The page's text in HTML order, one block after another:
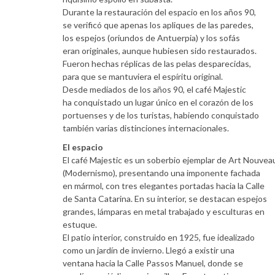
Durante la restauración del espacio en los años 90,
se verificó que apenas los apliques de las paredes,
los espejos (oriundos de Antuerpia) y los sofás
eran originales, aunque hubiesen sido restaurados.
Fueron hechas réplicas de las pelas desparecidas,
para que se mantuviera el espíritu original.
Desde mediados de los años 90, el café Majestic
ha conquistado un lugar único en el corazón de los
portuenses y de los turistas, habiendo conquistado
también varias distinciones internacionales.
El espacio
El café Majestic es un soberbio ejemplar de Art
(Modernismo), presentando una imponente fachada
en mármol, con tres elegantes portadas hacia la Calle
de Santa Catarina. En su interior, se destacan espejos
grandes, lámparas en metal trabajado y esculturas en
estuque.
El patio interior, construido en 1925, fue idealizado
como un jardín de invierno. Llegó a existir una
ventana hacia la Calle Passos Manuel, donde se